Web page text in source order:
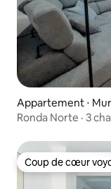
Appartement ⋅
Ronda Norte · 3
Coup de cœur
Coup de cœur